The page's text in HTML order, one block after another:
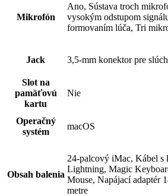
Mikrofón
Ano, Sústava troch
vysokým odstupom
formovaním lúča, Tri
Jack 3,5-mm konektor pre
Slot na
pamäťovú
kartu
Nie
Operačný
systém
macOS
Obsah balenia
24-palcový iMac, Kábel s
Lightning, Magic
Mouse, Napájací adaptér
metre